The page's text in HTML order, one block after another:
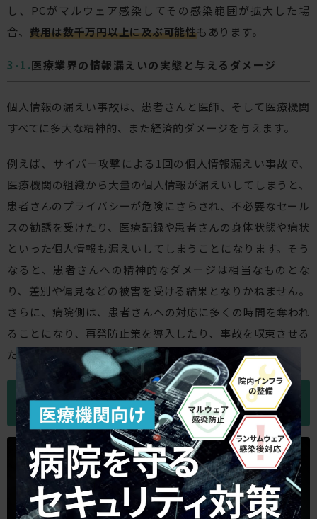
し、PCがマルウェア感染してその感染範囲が拡大した場
合、 費用は数千万円以上に及ぶ可能性もあります。
医療業界の情報漏えいの実態と与えるダメージ
個人情報の漏えい事故は、患者さんと医師、そして医療機関
すべてに多大な精神的、また経済的ダメージを与えます。
例えば、サイバー攻撃による1回の個人情報漏えい事故で、
医療機関の組織から大量の個人情報が漏えいしてしまうと、
患者さんのプライバシーが危険にさらされ、不必要なセール
スの勧誘を受けたり、医療記録や患者さんの身体状態や病状
といった個人情報も漏えいしてしまうことになります。そう
なると、患者さんへの精神的なダメージは相当なものとな
り、差別や偏見などの被害を受ける結果となりかねません。
さらに、病院側は、患者さんへの対応に多くの時間を奪われ
ることになり、再発防止策を導入したり、事故を収束させる
ための対応に追われます。
病院などの医療機関における情報漏えいの
対策